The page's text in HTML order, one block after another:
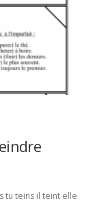
tu teins il teint elle